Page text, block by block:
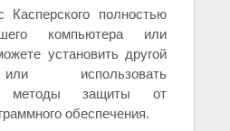
Касперского полностью
компьютера или
установить другой
использовать
методы защиты от
обеспечения.